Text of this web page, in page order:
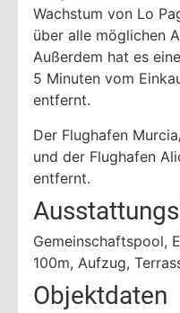
Wachstum von Lo
über alle möglichen
Außerdem hat es
5 Minuten vom
entfernt.
Der Flughafen
und der Flughafen
entfernt.
Gemeinschaftspool,
100m, Aufzug,
Objektdaten